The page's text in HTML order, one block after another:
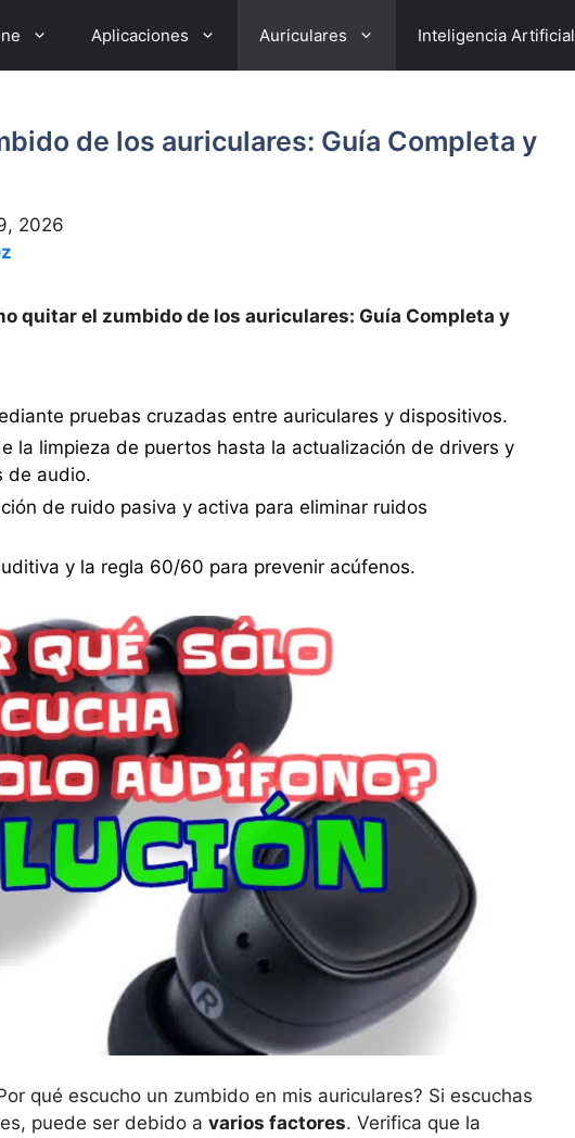
Aplicaciones Auriculares Inteligencia Artificial
de los auriculares: Guía Completa y
2026
quitar el zumbido de los auriculares: Guía Completa y
pruebas cruzadas entre auriculares y dispositivos.
la limpieza de puertos hasta la actualización de drivers y
de audio.
de ruido pasiva y activa para eliminar ruidos
y la regla 60/60 para prevenir acúfenos.
qué escucho un zumbido en mis auriculares? Si escuchas
puede ser debido a varios factores. Verifica que la